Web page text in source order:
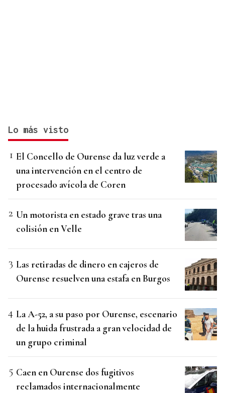
Lo más visto
El Concello de Ourense da luz verde a
una intervención en el centro de
procesado avícola de Coren
Un motorista en estado grave tras una
colisión en Velle
Las retiradas de dinero en cajeros de
Ourense resuelven una estafa en Burgos
La A-52, a su paso por Ourense, escenario
de la huida frustrada a gran velocidad de
un grupo criminal
Caen en Ourense dos fugitivos
reclamados internacionalmente